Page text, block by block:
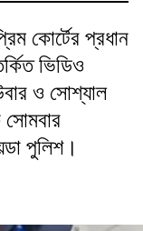
কোর্টের প্রধান
ভিডিও
ও সোশ্যাল
সোমবার
পুলিশ।